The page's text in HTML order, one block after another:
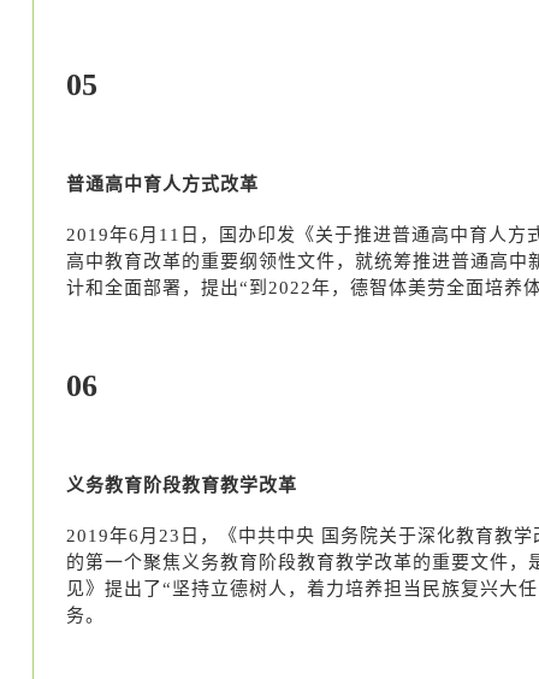
05
普通高中育人方式改革
2019年6月11日，国办印发《关于推进普通高中育人
高中教育改革的重要纲领性文件，就统筹推进普通高
计和全面部署，提出“到2022年，德智体美劳全面培养
06
义务教育阶段教育教学改革
2019年6月23日，《中共中央 国务院关于深化教育教
的第一个聚焦义务教育阶段教育教学改革的重要文件
见》提出了“坚持立德树人，着力培养担当民族复兴大
务。